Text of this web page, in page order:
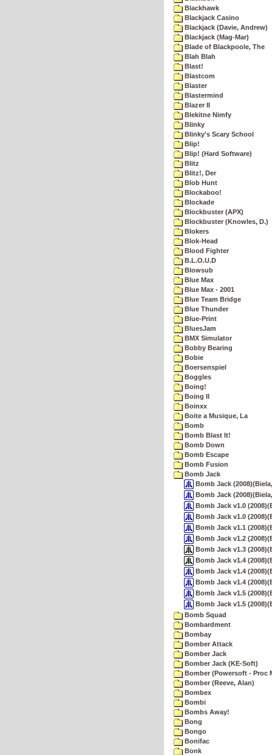
Blackhawk
Blackjack Casino
Blackjack (Davie, Andrew)
Blackjack (Mag-Mar)
Blade of Blackpoole, The
Blah Blah
Blast!
Blastcom
Blaster
Blastermind
Blazer II
Blekitne Nimfy
Blinky
Blinky's Scary School
Blip!
Blip! (Hard Software)
Blitz
Blitz!, Der
Blob Hunt
Blockaboo!
Blockade
Blockbuster (APX)
Blockbuster (Knowles, D.)
Blokers
Blok-Head
Blood Fighter
B.L.O.U.D
Blowsub
Blue Max
Blue Max - 2001
Blue Team Bridge
Blue Thunder
Blue-Print
BluesJam
BMX Simulator
Bobby Bearing
Bobie
Boersenspiel
Boggles
Boing!
Boing II
Boinxx
Boite a Musique, La
Bomb
Bomb Blast It!
Bomb Down
Bomb Escape
Bomb Fusion
Bomb Jack
Bomb Jack
Bomb Jack
Bomb Jack v1.0
Bomb Jack v1.0
Bomb Jack v1.1
Bomb Jack v1.2
Bomb Jack v1.3
Bomb Jack v1.4
Bomb Jack v1.4
Bomb Jack v1.4
Bomb Jack v1.5
Bomb Jack v1.5
Bomb Squad
Bombardment
Bombay
Bomber Attack
Bomber Jack
Bomber Jack (KE-Soft)
Bomber (Powersoft - Proc
Bomber (Reeve, Alan)
Bombex
Bombi
Bombs Away!
Bong
Bongo
Bonifac
Bonk